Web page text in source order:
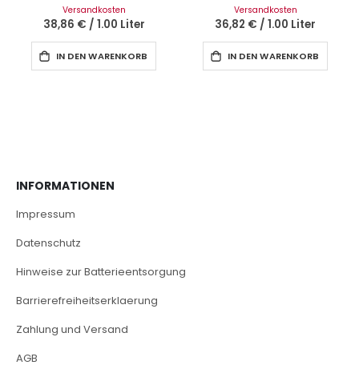
Versandkosten
38,86 € / 1.00 Liter
IN DEN WARENKORB
Versandkosten
36,82 € / 1.00 Liter
IN DEN WARENKORB
INFORMATIONEN
Impressum
Datenschutz
Hinweise zur Batterieentsorgung
Barrierefreiheitserklaerung
Zahlung und Versand
AGB